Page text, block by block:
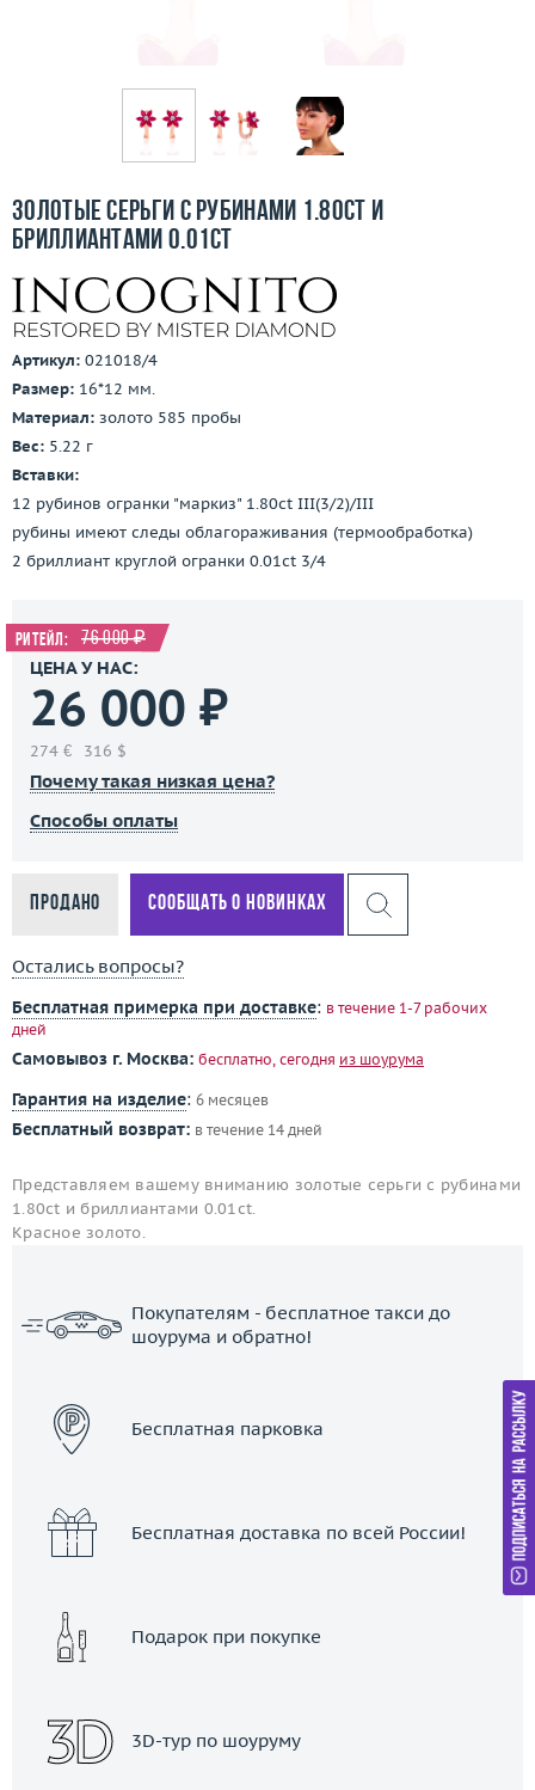
Контакты
3D-тур по шоуруму
Золотые серьги с рубинами 1.80ct и
бриллиантами 0.01ct
Артикул: 021018/4
Размер: 16*12 мм.
Материал: золото 585 пробы
Вес: 5.22 г
Вставки:
12 рубинов огранки "маркиз" 1.80ct III(3/2)/III
рубины имеют следы облагораживания (термообработка)
2 бриллиант круглой огранки 0.01ct 3/4
Ритейл: 76 000 ₽
ЦЕНА У НАС:
26 000 ₽
274 € 316 $
Почему такая низкая цена?
Способы оплаты
Продано Сообщать о новинках
Остались вопросы?
Бесплатная примерка при доставке: в течение 1-7 рабочих
дней
Самовывоз г. Москва: бесплатно, сегодня из шоурума
Гарантия на изделие: 6 месяцев
Бесплатный возврат: в течение 14 дней
Представляем вашему вниманию золотые серьги с рубинами
1.80ct и бриллиантами 0.01ct.
Красное золото.
Покупателям - бесплатное такси до
шоурума и обратно!
Бесплатная парковка
Бесплатная доставка по всей России!
Подарок при покупке
3D-тур по шоуруму